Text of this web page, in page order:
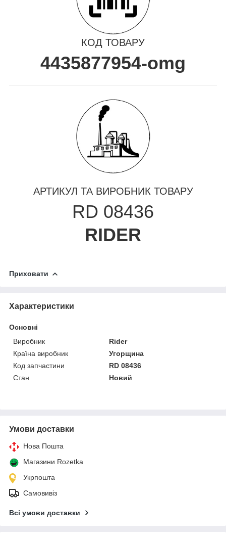
КОД ТОВАРУ
4435877954-omg
АРТИКУЛ ТА ВИРОБНИК ТОВАРУ
RD 08436
RIDER
Приховати
Характеристики
Основні
Виробник
Rider
Країна виробник
Угорщина
Код запчастини
RD 08436
Стан
Новий
Умови доставки
Нова Пошта
Магазини Rozetka
Укрпошта
Самовивіз
Всі умови доставки